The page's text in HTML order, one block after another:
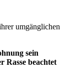
umgänglichen
sein
Rasse beachtet